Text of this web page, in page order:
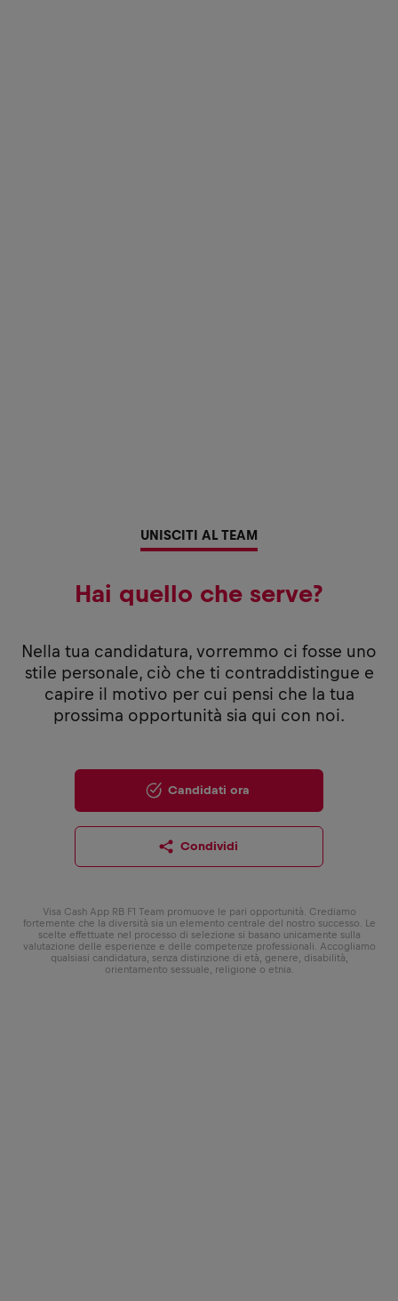
UNISCITI AL TEAM
Hai quello che serve?
Nella tua candidatura, vorremmo ci fosse uno
stile personale, ciò che ti contraddistingue e
capire il motivo per cui pensi che la tua
prossima opportunità sia qui con noi.
Candidati ora
Condividi
Visa Cash App RB F1 Team promuove le pari opportunità. Crediamo
fortemente che la diversità sia un elemento centrale del nostro successo. Le
scelte effettuate nel processo di selezione si basano unicamente sulla
valutazione delle esperienze e delle competenze professionali. Accogliamo
qualsiasi candidatura, senza distinzione di età, genere, disabilità,
orientamento sessuale, religione o etnia.